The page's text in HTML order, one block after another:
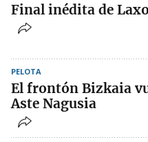
Final inédita de
PELOTA
El frontón Bizkaia
Aste Nagusia